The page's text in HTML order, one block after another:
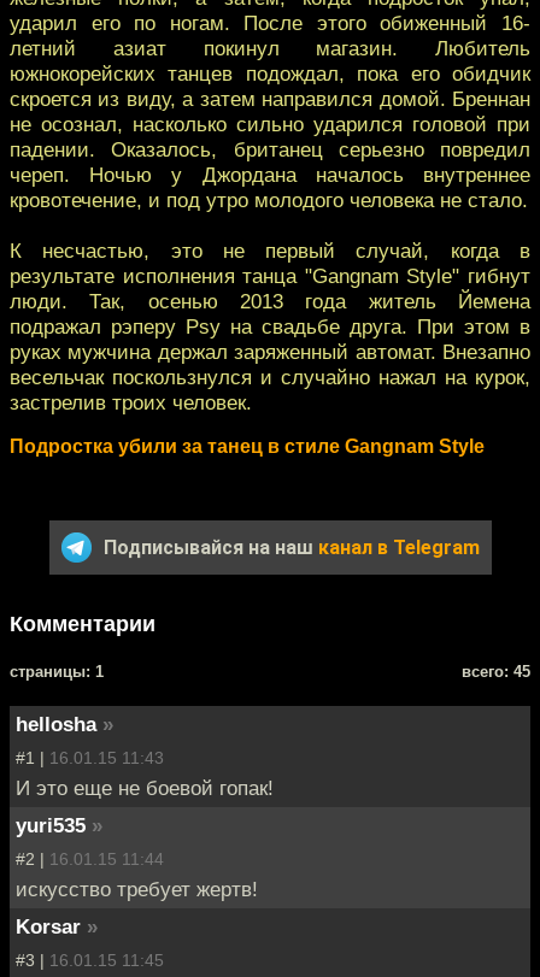
ударил его по ногам. После этого обиженный 16-
летний азиат покинул магазин. Любитель
южнокорейских танцев подождал, пока его обидчик
скроется из виду, а затем направился домой. Бреннан
не осознал, насколько сильно ударился головой при
падении. Оказалось, британец серьезно повредил
череп. Ночью у Джордана началось внутреннее
кровотечение, и под утро молодого человека не стало.
К несчастью, это не первый случай, когда в
результате исполнения танца "Gangnam Style" гибнут
люди. Так, осенью 2013 года житель Йемена
подражал рэперу Psy на свадьбе друга. При этом в
руках мужчина держал заряженный автомат. Внезапно
весельчак поскользнулся и случайно нажал на курок,
застрелив троих человек.
Подростка убили за танец в стиле Gangnam Style
Подписывайся на наш канал в Telegram
Комментарии
cтраницы: 1 всего: 45
hellosha »
#1 | 16.01.15 11:43
И это еще не боевой гопак!
yuri535 »
#2 | 16.01.15 11:44
искусство требует жертв!
Korsar »
#3 | 16.01.15 11:45